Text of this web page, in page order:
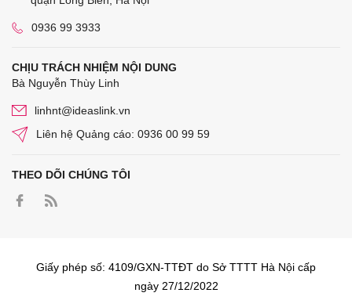
0936 99 3933
CHỊU TRÁCH NHIỆM NỘI DUNG
Bà Nguyễn Thùy Linh
linhnt@ideaslink.vn
Liên hệ Quảng cáo: 0936 00 99 59
THEO DÕI CHÚNG TÔI
Giấy phép số: 4109/GXN-TTĐT do Sở TTTT Hà Nội cấp
ngày 27/12/2022